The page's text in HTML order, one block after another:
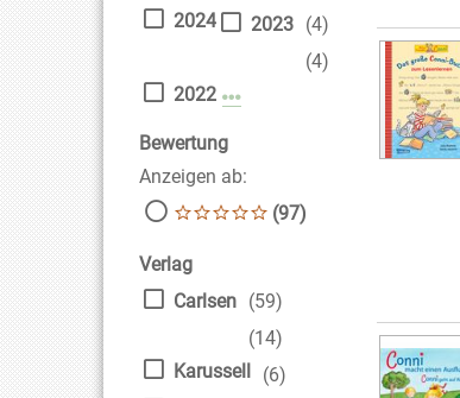
2024
2023 (4)
2022
(4)
Mehr Jahr-Filter anzeigen
Bewertung
Anzeigen ab:
(97)
Verlag
Carlsen (59)
Karussell
(14)
(6)